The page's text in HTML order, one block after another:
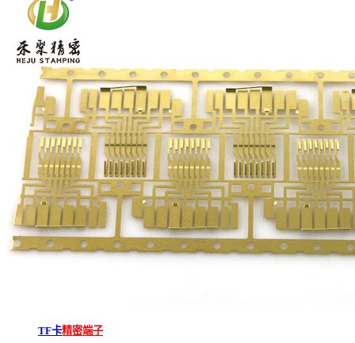
TF卡精密端子